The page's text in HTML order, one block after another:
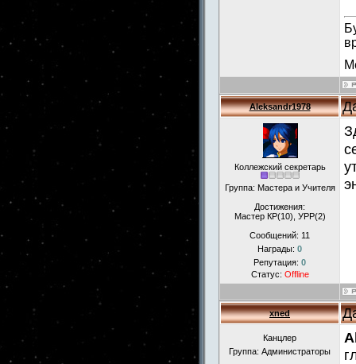
Aleksandr1978
Коллежский секретарь
Группа: Мастера и Учителя
Достижения:
Мастер КР(10), УРР(2)
Сообщений: 11
Награды: 0
Репутация: 0
Статус: Offline
xned
Канцлер
Группа: Администраторы